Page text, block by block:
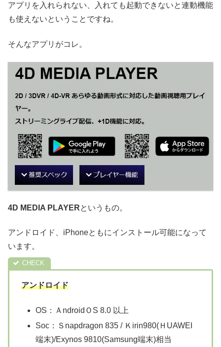
アプリを入れられない、入れても起動できないと連動機能
も使えないということですね。
そんなアプリがコレ。
4D MEDIA PLAYERというもの。
アンドロイド、iPhoneともにインストール可能になって
います。
アンドロイド
OS：ＡndroidＯS 8.0 以上
Soc：Ｓnapdragon 835 / Ｋirin980(ＨUAWEI
端末)/Exynos 9810(Samsung端末)相当